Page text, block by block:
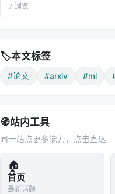
Mizohata-Takeuchi
字：Hannah …
7 浏览
🏷️本文标签
#论文 #arxiv #ml
🧭站内工具
同一站点更多能力，点击直达
🏠
首页
最新话题